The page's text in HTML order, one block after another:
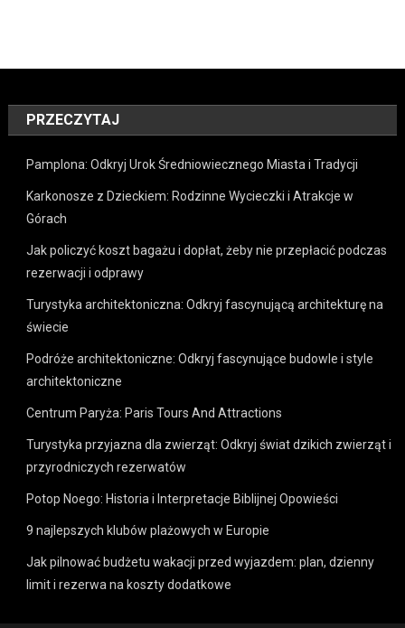
PRZECZYTAJ
Pamplona: Odkryj Urok Średniowiecznego Miasta i Tradycji
Karkonosze z Dzieckiem: Rodzinne Wycieczki i Atrakcje w
Górach
Jak policzyć koszt bagażu i dopłat, żeby nie przepłacić podczas
rezerwacji i odprawy
Turystyka architektoniczna: Odkryj fascynującą architekturę na
świecie
Podróże architektoniczne: Odkryj fascynujące budowle i style
architektoniczne
Centrum Paryża: Paris Tours And Attractions
Turystyka przyjazna dla zwierząt: Odkryj świat dzikich zwierząt i
przyrodniczych rezerwatów
Potop Noego: Historia i Interpretacje Biblijnej Opowieści
9 najlepszych klubów plażowych w Europie
Jak pilnować budżetu wakacji przed wyjazdem: plan, dzienny
limit i rezerwa na koszty dodatkowe